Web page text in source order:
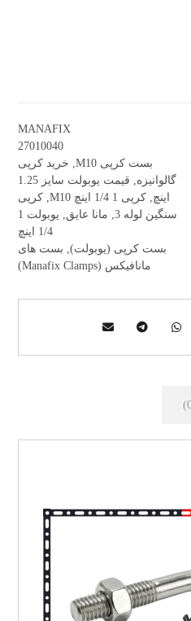
MANAFIX
27010040
بست کرپی M10 , خرید کرپی
گالوانیزه
قیمت یوبولت سایز 1.25
اینچ کرپی 1 1/4 اینچ M10 , کرپی
سنگین لوله 3
, مانا عایق
یوبولت 1
1/4 اینچ
بست کرپی (یوبولت), بست های
مانافیکس (Manafix Clamps)